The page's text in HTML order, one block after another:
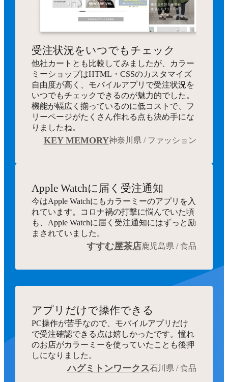
受注状況をいつでもチェック
他社カートとも比較してみましたが、カラー
ミーショップはHTML・CSSのカスタマイズ
自由度が高く、モバイルアプリで受注状況を
いつでもチェックできるのが魅力的でした。
機能が幅広く揃っているのに低コストで、フ
リーページがたくさん作れる点も決め手にな
りましたね。
KEY MEMORY神奈川県 / ファッション
Apple Watchに届く受注通知
今はApple Watchにもカラーミーのアプリを入
れています。コロナ禍の打撃に悩んでいた頃
も、Apple Watchに届く受注通知にはずっと励
まされていました。
すすむ屋茶店鹿児島県 / 食品
アプリだけで操作できる
PC操作が苦手なので、モバイルアプリだけ
で受注確認できる点は嬉しかったです。憧れ
のお店がカラーミーを使っていたことも後押
しになりました。
ハグミトンワークス石川県 / 食品